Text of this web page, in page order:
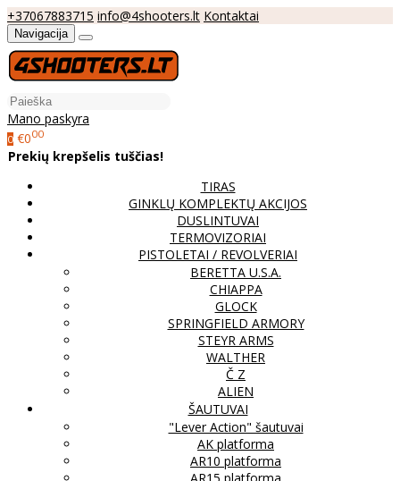
+37067883715 info@4shooters.lt Kontaktai
Navigacija
Mano paskyra
0 €000
Prekių krepšelis tuščias!
TIRAS
GINKLŲ KOMPLEKTŲ AKCIJOS
DUSLINTUVAI
TERMOVIZORIAI
PISTOLETAI / REVOLVERIAI
BERETTA U.S.A.
CHIAPPA
GLOCK
SPRINGFIELD ARMORY
STEYR ARMS
WALTHER
Č Z
ALIEN
ŠAUTUVAI
"Lever Action" šautuvai
AK platforma
AR10 platforma
AR15 platforma